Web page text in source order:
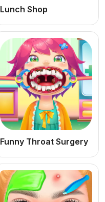
Lunch Shop
Funny Throat Surgery